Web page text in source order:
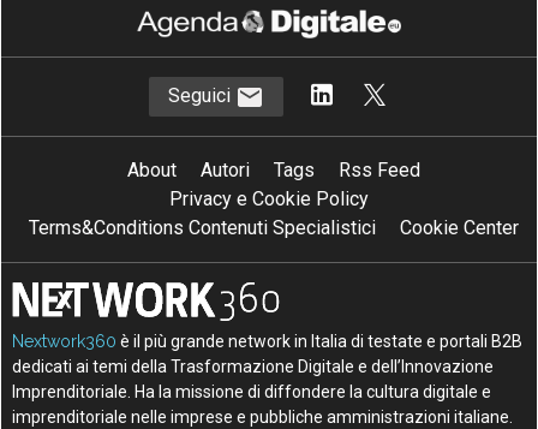
Seguici
About Autori Tags
Rss Feed
Privacy e Cookie Policy
Terms&Conditions Contenuti Specialistici
Cookie Center
Nextwork360 è il più grande network in Italia di testate e portali B2B
dedicati ai temi della Trasformazione Digitale e dell’Innovazione
Imprenditoriale. Ha la missione di diffondere la cultura digitale e
imprenditoriale nelle imprese e pubbliche amministrazioni italiane.